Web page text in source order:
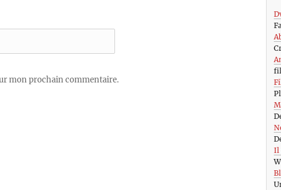
mon prochain commentaire.
Il